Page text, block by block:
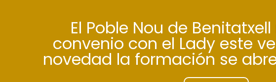
El Poble Nou de
convenio con el Lady este
novedad la formación se